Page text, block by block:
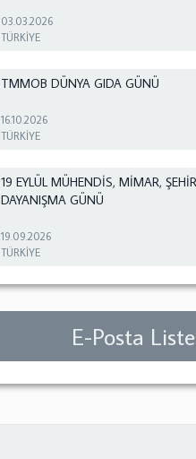
03.03.2026
TÜRKİYE
TMMOB DÜNYA GIDA GÜNÜ
16.10.2026
TÜRKİYE
19 EYLÜL MÜHENDİS, MİMAR,
DAYANIŞMA GÜNÜ
19.09.2026
TÜRKİYE
E-Posta